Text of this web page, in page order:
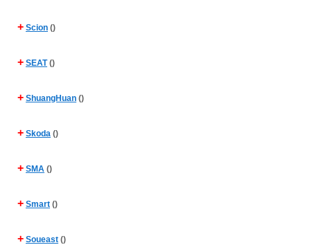
+ Scion ()
+ SEAT()
+ ShuangHuan ()
+ Skoda ()
+ SMA ()
+ Smart ()
+ Soueast ()